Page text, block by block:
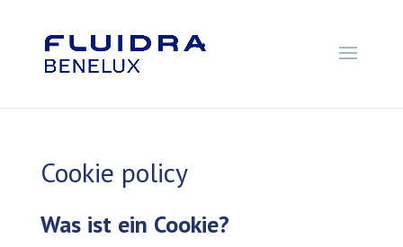
Cookie policy
Was ist ein Cookie?